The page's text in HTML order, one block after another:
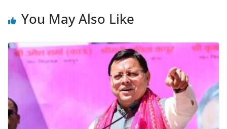
You May Also Like